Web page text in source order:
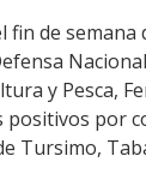
fin de semana
y Pesca,
positivos por
Tursimo,